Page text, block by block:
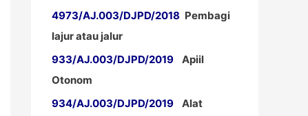
4973/AJ.003/DJPD/2018 Pembagi
lajur atau jalur
933/AJ.003/DJPD/2019 Apiil
Otonom
934/AJ.003/DJPD/2019 Alat